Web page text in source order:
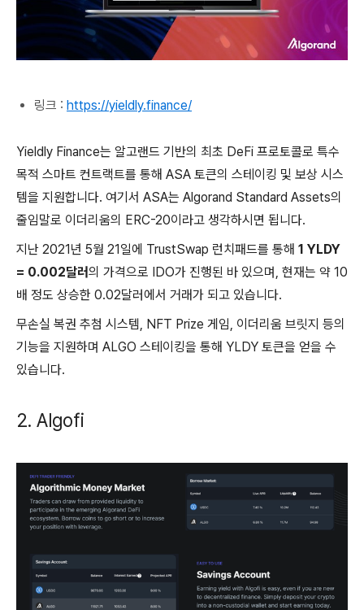
링크 : https://yieldly.finance/
Yieldly Finance는 알고랜드 기반의 최초 DeFi 프로토콜로 특수
목적 스마트 컨트랙트를 통해 ASA 토큰의 스테이킹 및 보상 시스
템을 지원합니다. 여기서 ASA는 Algorand Standard Assets의
줄임말로 이더리움의 ERC-20이라고 생각하시면 됩니다.
지난 2021년 5월 21일에 TrustSwap 런치패드를 통해 1 YLDY
= 0.002달러의 가격으로 IDO가 진행된 바 있으며, 현재는 약 10
배 정도 상승한 0.02달러에서 거래가 되고 있습니다.
무손실 복권 추첨 시스템, NFT Prize 게임, 이더리움 브릿지 등의
기능을 지원하며 ALGO 스테이킹을 통해 YLDY 토큰을 얻을 수
있습니다.
2. Algofi